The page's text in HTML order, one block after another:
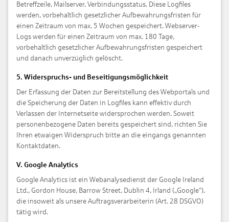
Betreffzeile, Mailserver, Verbindungsstatus. Diese Logfiles
werden, vorbehaltlich gesetzlicher Aufbewahrungsfristen für
einen Zeitraum von max. 5 Wochen gespeichert. Webserver-
Logs werden für einen Zeitraum von max. 180 Tage,
vorbehaltlich gesetzlicher Aufbewahrungsfristen gespeichert
und danach unverzüglich gelöscht.
5. Widerspruchs- und Beseitigungsmöglichkeit
Der Erfassung der Daten zur Bereitstellung des Webportals und
die Speicherung der Daten in Logfiles kann effektiv durch
Verlassen der Internetseite widersprochen werden. Soweit
personenbezogene Daten bereits gespeichert sind, richten Sie
Ihren etwaigen Widerspruch bitte an die eingangs genannten
Kontaktdaten.
V. Google Analytics
Google Analytics ist ein Web­analysedienst der Google Ireland
Ltd., Gordon House, Barrow Street, Dublin 4, Irland („Google“),
die insoweit als unsere Auftrags­verarbeiterin (Art. 28 DSGVO)
tätig wird.